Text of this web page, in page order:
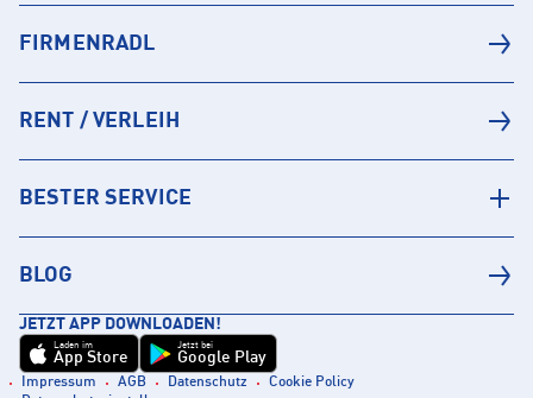
FIRMENRADL
RENT / VERLEIH
BESTER SERVICE
BLOG
JETZT APP DOWNLOADEN!
Laden im
App Store
Jetzt bei
Google Play
Impressum AGB Datenschutz
Cookie Policy